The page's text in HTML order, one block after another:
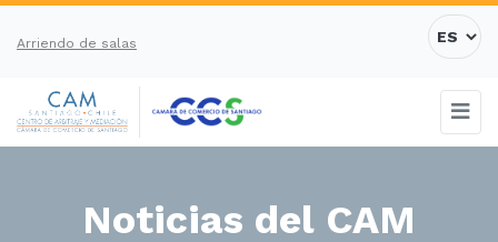
Arriendo de salas
Noticias del CAM